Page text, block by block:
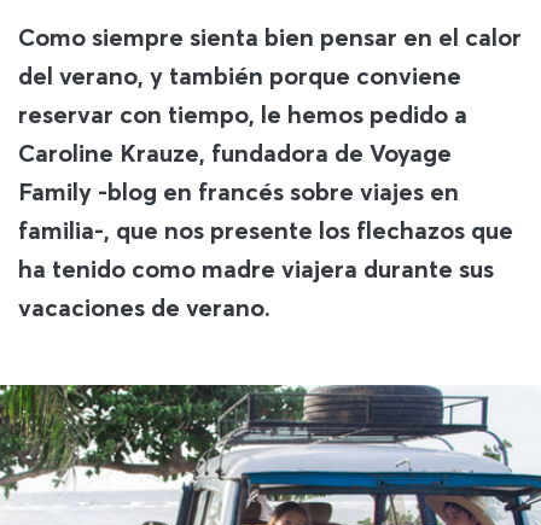
Como siempre sienta bien pensar en el calor
del verano, y también porque conviene
reservar con tiempo, le hemos pedido a
Caroline Krauze, fundadora de Voyage
Family -blog en francés sobre viajes en
familia-, que nos presente los flechazos que
ha tenido como madre viajera durante sus
vacaciones de verano.